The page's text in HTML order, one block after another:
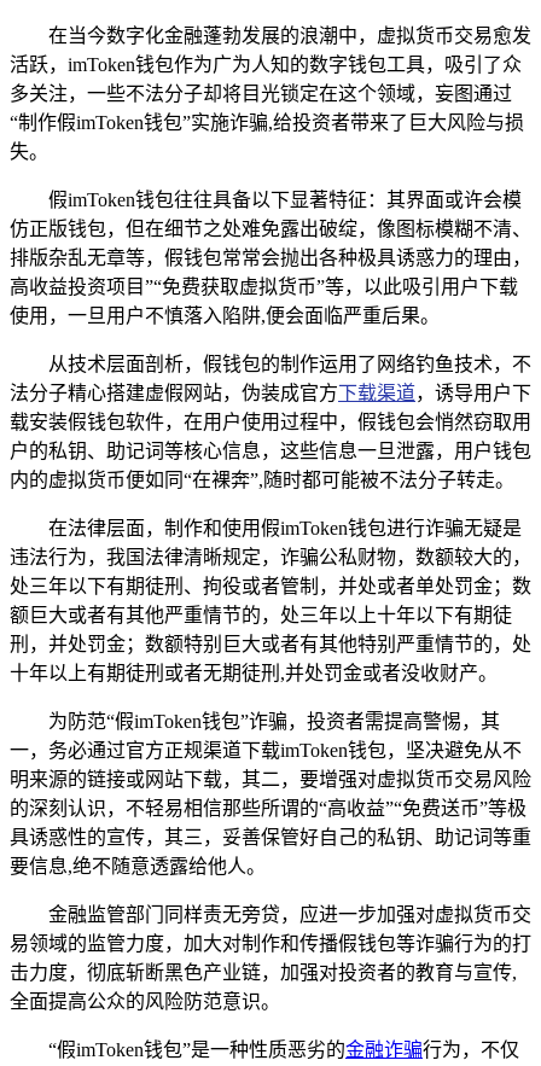
在当今数字化金融蓬勃发展的浪潮中，虚拟货币交易愈发
活跃，imToken钱包作为广为人知的数字钱包工具，吸引了众
多关注，一些不法分子却将目光锁定在这个领域，妄图通过
“制作假imToken钱包”实施诈骗,给投资者带来了巨大风险与损
失。
假imToken钱包往往具备以下显著特征：其界面或许会模
仿正版钱包，但在细节之处难免露出破绽，像图标模糊不清、
排版杂乱无章等，假钱包常常会抛出各种极具诱惑力的理由，
高收益投资项目”“免费获取虚拟货币”等，以此吸引用户下载
使用，一旦用户不慎落入陷阱,便会面临严重后果。
从技术层面剖析，假钱包的制作运用了网络钓鱼技术，不
法分子精心搭建虚假网站，伪装成官方下载渠道，诱导用户下
载安装假钱包软件，在用户使用过程中，假钱包会悄然窃取用
户的私钥、助记词等核心信息，这些信息一旦泄露，用户钱包
内的虚拟货币便如同“在裸奔”,随时都可能被不法分子转走。
在法律层面，制作和使用假imToken钱包进行诈骗无疑是
违法行为，我国法律清晰规定，诈骗公私财物，数额较大的，
处三年以下有期徒刑、拘役或者管制，并处或者单处罚金；数
额巨大或者有其他严重情节的，处三年以上十年以下有期徒
刑，并处罚金；数额特别巨大或者有其他特别严重情节的，处
十年以上有期徒刑或者无期徒刑,并处罚金或者没收财产。
为防范“假imToken钱包”诈骗，投资者需提高警惕，其
一，务必通过官方正规渠道下载imToken钱包，坚决避免从不
明来源的链接或网站下载，其二，要增强对虚拟货币交易风险
的深刻认识，不轻易相信那些所谓的“高收益”“免费送币”等极
具诱惑性的宣传，其三，妥善保管好自己的私钥、助记词等重
要信息,绝不随意透露给他人。
金融监管部门同样责无旁贷，应进一步加强对虚拟货币交
易领域的监管力度，加大对制作和传播假钱包等诈骗行为的打
击力度，彻底斩断黑色产业链，加强对投资者的教育与宣传,
全面提高公众的风险防范意识。
“假imToken钱包”是一种性质恶劣的金融诈骗行为，不仅